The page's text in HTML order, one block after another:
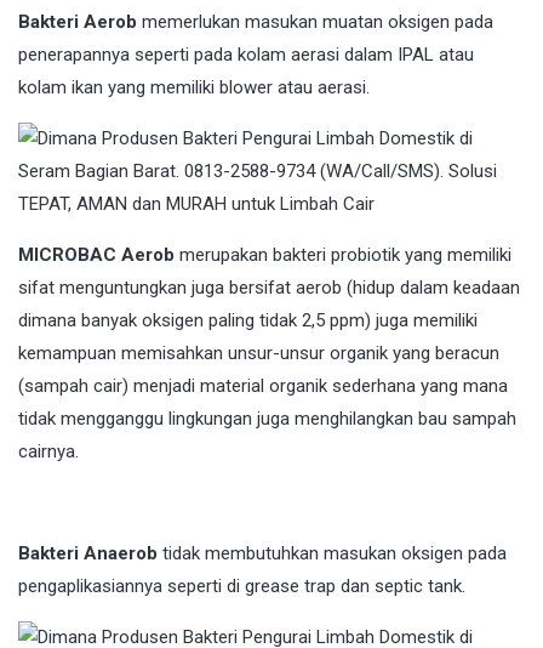
Bakteri Aerob memerlukan masukan muatan oksigen pada
penerapannya seperti pada kolam aerasi dalam IPAL atau
kolam ikan yang memiliki blower atau aerasi.
MICROBAC Aerob merupakan bakteri probiotik yang memiliki
sifat menguntungkan juga bersifat aerob (hidup dalam keadaan
dimana banyak oksigen paling tidak 2,5 ppm) juga memiliki
kemampuan memisahkan unsur-unsur organik yang beracun
(sampah cair) menjadi material organik sederhana yang mana
tidak mengganggu lingkungan juga menghilangkan bau sampah
cairnya.
Bakteri Anaerob tidak membutuhkan masukan oksigen pada
pengaplikasiannya seperti di grease trap dan septic tank.